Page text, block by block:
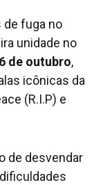
de fuga no
unidade no
de outubro,
icônicas da
(R.I.P) e
de desvendar